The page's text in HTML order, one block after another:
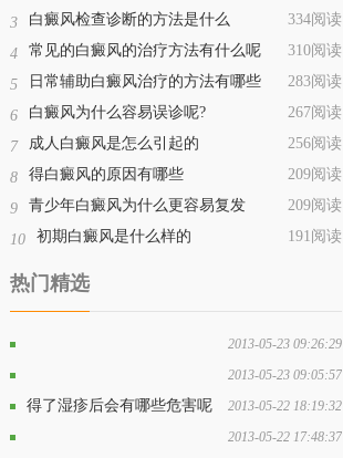
3 334阅读
白癜风检查诊断的方法是什么
4 310阅读
常见的白癜风的治疗方法有什么呢
5 283阅读
日常辅助白癜风治疗的方法有哪些
6 267阅读
白癜风为什么容易误诊呢?
7 256阅读
成人白癜风是怎么引起的
8 209阅读
得白癜风的原因有哪些
9 209阅读
青少年白癜风为什么更容易复发
10 191阅读
初期白癜风是什么样的
热门精选
2013-05-23 09:26:29
生活中哪些因素会导致体癣的发生2013-05-23 09:05:57
脸部青春痘的发病原因有什么呢？2013-05-22 18:19:32
得了湿疹后会有哪些危害呢
2013-05-22 17:48:37